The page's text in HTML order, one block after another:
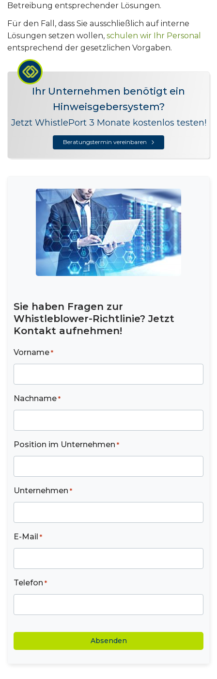
Betreibung entsprechender Lösungen.
Für den Fall, dass Sie ausschließlich auf interne
Lösungen setzen wollen, schulen wir Ihr Personal
entsprechend der gesetzlichen Vorgaben.
Ihr Unternehmen benötigt ein
Hinweisgebersystem?
Jetzt WhistlePort 3 Monate kostenlos testen!
Beratungstermin vereinbaren
Sie haben Fragen zur
Whistleblower-Richtlinie? Jetzt
Kontakt aufnehmen!
Vorname *
Nachname *
Position im Unternehmen *
Unternehmen *
E-Mail *
Telefon *